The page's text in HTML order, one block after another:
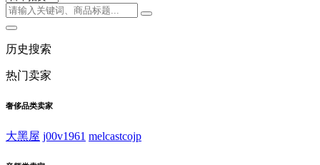
历史搜索
热门卖家
奢侈品类卖家
大黑屋 j00v1961 melcastcojp